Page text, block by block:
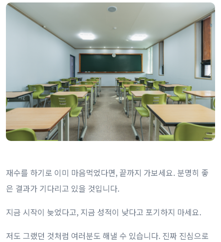
재수를 하기로 이미 마음먹었다면, 끝까지 가보세요. 분명히 좋
은 결과가 기다리고 있을 것입니다.
지금 시작이 늦었다고, 지금 성적이 낮다고 포기하지 마세요.
저도 그랬던 것처럼 여러분도 해낼 수 있습니다. 진짜 진심으로